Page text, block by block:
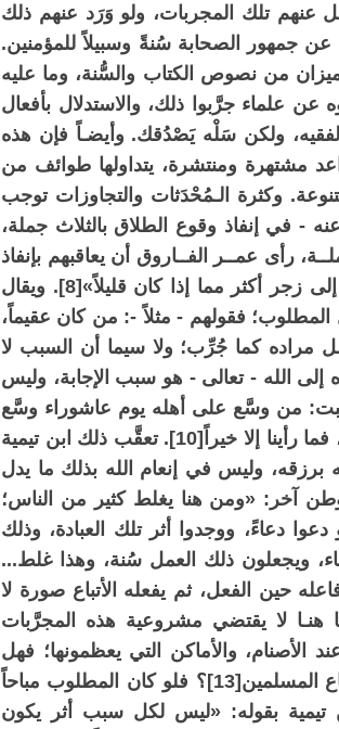
عنهم تلك المجربات، ولو وَرَد عنهم ذلك
عن جمهور الصحابة سُنةً وسبيلاً للمؤمنين.
من نصوص الكتاب والسُّنة، وما عليه
علماء جرَّبوا ذلك، والاستدلال بأفعال
ولكن سَلْه يَصْدُقك. وأيضـاً فإن هذه
مشتهرة ومنتشرة، يتداولها طوائف من
وكثرة الـمُحْدَثات والتجاوزات توجب
- في إنفاذ وقوع الطلاق بالثلاث جملة،
رأى عمــر الفــاروق أن يعاقبهم بإنفاذ
ذلك عليهم. «ولا ريب أنه إذا كثر المحظور احتاج الناس فيه إلى زجر أكثر مما إذا كان قليلاً»[8]. ويقال
فقولهم - مثلاً -: من كان عقيماً،
٩٨] كذا وكذا مرة، يحصل مراده كما جُرِّب؛ ولا سيما أن السبب لا
الله - تعالى - هو سبب الإجابة، وليس
يثبت: من وسَّع على أهله يوم عاشوراء وسَّع
الله عليه[9]، وقال سفيان بن عيينة: جرَّبناه منذ خمسين سنة، فما رأينا إلا خيراً[10]. تعقَّب ذلك ابن تيمية
برزقه، وليس في إنعام الله بذلك ما يدل
يوم عاشوراء»[11]. وقال في موطن آخر: «ومن هنا يغلط كثير من الناس؛
دعاءً، ووجدوا أثر تلك العبادة، وذلك
ويجعلون ذلك العمل سُنة، وهذا غلط...
حين الفعل، ثم يفعله الأتباع صورة لا
ها هنـا لا يقتضي مشروعية هذه المجرَّبات
والأماكن التي يعظمونها؛ فهل
يقول مسلم: إن مثل ذلك سوَّغ لهم هذا الفعل المحرَّم بإجماع المسلمين[13]؟ فلو كان المطلوب مباحاً
تيمية بقوله: «ليس لكل سبب أثر يكون